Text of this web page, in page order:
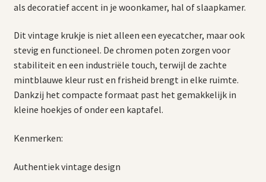
als decoratief accent in je woonkamer, hal of slaapkamer.
Dit vintage krukje is niet alleen een eyecatcher, maar ook
stevig en functioneel. De chromen poten zorgen voor
stabiliteit en een industriële touch, terwijl de zachte
mintblauwe kleur rust en frisheid brengt in elke ruimte.
Dankzij het compacte formaat past het gemakkelijk in
kleine hoekjes of onder een kaptafel.
Kenmerken:
Authentiek vintage design